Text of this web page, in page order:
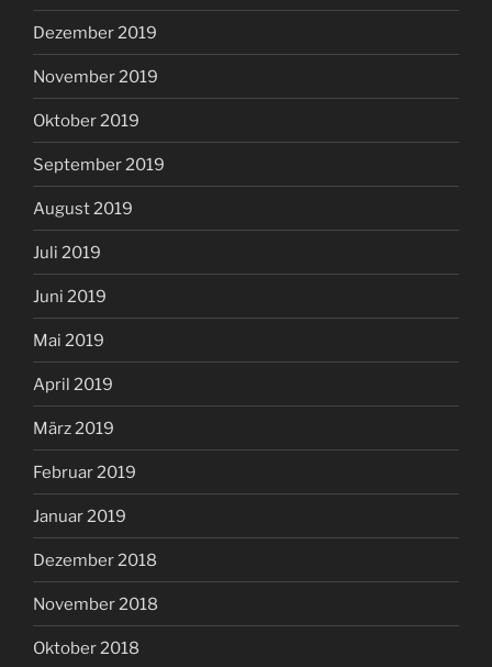
Dezember 2019
November 2019
Oktober 2019
September 2019
August 2019
Juli 2019
Juni 2019
Mai 2019
April 2019
März 2019
Februar 2019
Januar 2019
Dezember 2018
November 2018
Oktober 2018